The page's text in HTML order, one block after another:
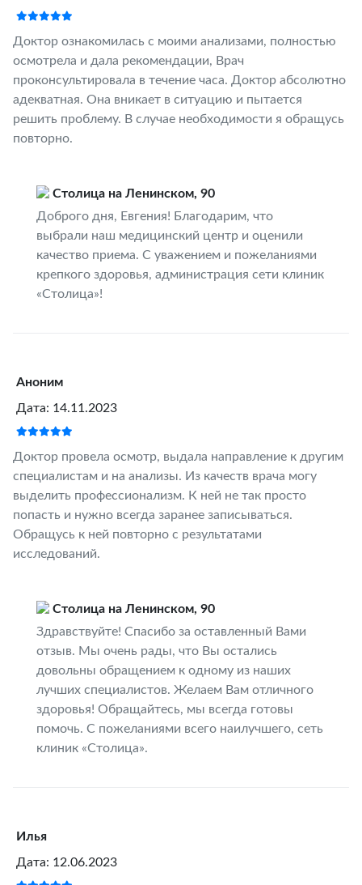
Доктор ознакомилась с моими анализами, полностью
осмотрела и дала рекомендации, Врач
проконсультировала в течение часа. Доктор абсолютно
адекватная. Она вникает в ситуацию и пытается
решить проблему. В случае необходимости я обращусь
повторно.
Столица на Ленинском, 90
Доброго дня, Евгения! Благодарим, что
выбрали наш медицинский центр и оценили
качество приема. С уважением и пожеланиями
крепкого здоровья, администрация сети клиник
«Столица»!
Аноним
Дата: 14.11.2023
Доктор провела осмотр, выдала направление к другим
специалистам и на анализы. Из качеств врача могу
выделить профессионализм. К ней не так просто
попасть и нужно всегда заранее записываться.
Обращусь к ней повторно с результатами
исследований.
Столица на Ленинском, 90
Здравствуйте! Спасибо за оставленный Вами
отзыв. Мы очень рады, что Вы остались
довольны обращением к одному из наших
лучших специалистов. Желаем Вам отличного
здоровья! Обращайтесь, мы всегда готовы
помочь. С пожеланиями всего наилучшего, сеть
клиник «Столица».
Илья
Дата: 12.06.2023